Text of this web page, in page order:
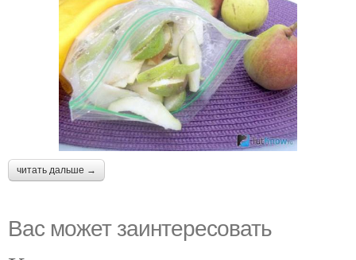
читать дальше →
Вас может заинтересовать